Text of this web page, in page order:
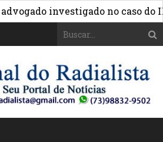
investigado no caso do INSS